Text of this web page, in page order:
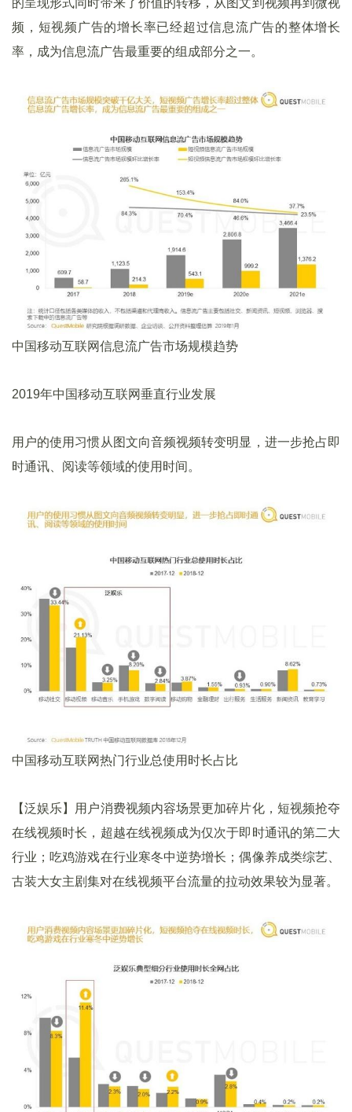
的呈现形式同时带来了价值的转移，从图文到视频再到微视
频，短视频广告的增长率已经超过信息流广告的整体增长
率，成为信息流广告最重要的组成部分之一。
中国移动互联网信息流广告市场规模趋势
2019年中国移动互联网垂直行业发展
用户的使用习惯从图文向音频视频转变明显，进一步抢占即
时通讯、阅读等领域的使用时间。
中国移动互联网热门行业总使用时长占比
【泛娱乐】用户消费视频内容场景更加碎片化，短视频抢夺
在线视频时长，超越在线视频成为仅次于即时通讯的第二大
行业；吃鸡游戏在行业寒冬中逆势增长；偶像养成类综艺、
古装大女主剧集对在线视频平台流量的拉动效果较为显著。